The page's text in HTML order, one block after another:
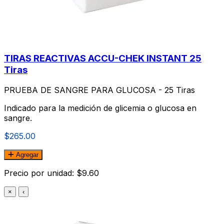
TIRAS REACTIVAS ACCU-CHEK INSTANT 25
Tiras
PRUEBA DE SANGRE PARA GLUCOSA - 25 Tiras
Indicado para la medición de glicemia o glucosa en
sangre.
$265.00
Agregar
Precio por unidad: $9.60
× ‹